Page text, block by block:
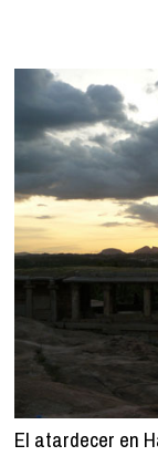
El atardecer en